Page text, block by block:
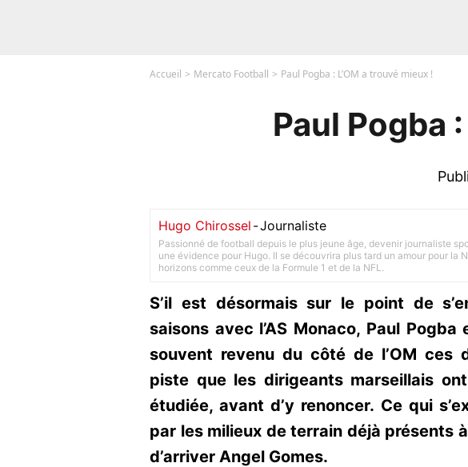
Accueil Mercato Football Paul Pogba : L’OM a trouvé mieux !
Paul Pogba
Hugo Chirossel -Journaliste
Passionné de football depuis le plus jeune âge, devenir journaliste
une évidence pour Hugo. Il se découvrira plus tard un amour pour la
horizons comme ceux de la Formule 1 et de la NFL.
S’il est désormais sur le point de
saisons avec l’AS Monaco, Paul
souvent revenu du côté de l’OM ces
piste que les dirigeants marseillais
étudiée, avant d’y renoncer. Ce qui
par les milieux de terrain déjà présents
d’arriver Angel Gomes.